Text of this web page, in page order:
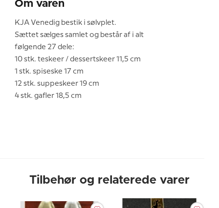
Om varen
KJA Venedig bestik i sølvplet.
Sættet sælges samlet og består af i alt
følgende 27 dele:
10 stk. teskeer / dessertskeer 11,5 cm
1 stk. spiseske 17 cm
12 stk. suppeskeer 19 cm
4 stk. gafler 18,5 cm
Tilbehør og relaterede varer